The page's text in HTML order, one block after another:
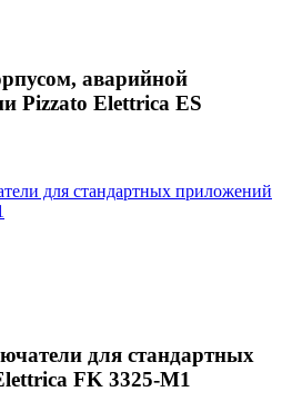
аварийной
Pizzato Elettrica ES
для стандартных
FK 3325-M1